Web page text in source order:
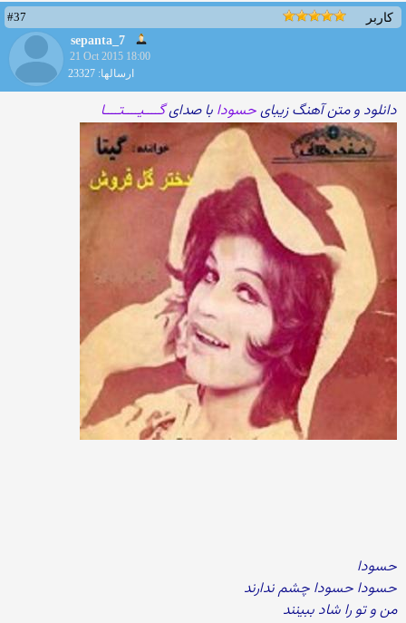
کاربر
#37
sepanta_7
21 Oct 2015 18:00
ارسالها: 23327
دانلود و متن آهنگ زیبایحسودا با صدایگــــیــــتــــا
حسودا
حسودا حسودا چشم ندارند
من و تو را شاد ببینند